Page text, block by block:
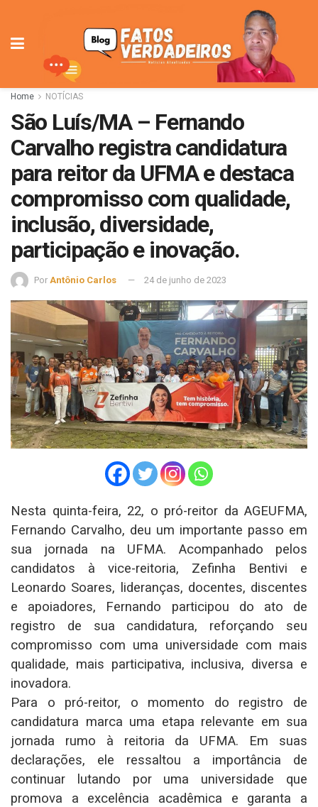
Home NOTÍCIAS
São Luís/MA – Fernando
Carvalho registra candidatura
para reitor da UFMA e destaca
compromisso com qualidade,
inclusão, diversidade,
participação e inovação.
Por Antônio Carlos 24 de junho de 2023
Nesta quinta-feira, 22, o pró-reitor da AGEUFMA,
Fernando Carvalho, deu um importante passo em
sua jornada na UFMA. Acompanhado pelos
candidatos à vice-reitoria, Zefinha Bentivi e
Leonardo Soares, lideranças, docentes, discentes
e apoiadores, Fernando participou do ato de
registro de sua candidatura, reforçando seu
compromisso com uma universidade com mais
qualidade, mais participativa, inclusiva, diversa e
inovadora.
Para o pró-reitor, o momento do registro de
candidatura marca uma etapa relevante em sua
jornada rumo à reitoria da UFMA. Em suas
declarações, ele ressaltou a importância de
continuar lutando por uma universidade que
promova a excelência acadêmica e garanta a